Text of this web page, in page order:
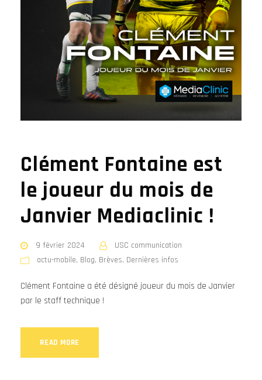
Clément Fontaine est
le joueur du mois de
Janvier Mediaclinic !
9 février 2024
USC communication
actu-mobile, Blog, Brèves, Dernières infos
Clément Fontaine a été désigné joueur du mois de Janvier
par le staff technique !
READ MORE